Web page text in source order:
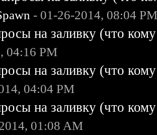
- 01-26-2014, 08:04
на заливку (что
04:16 PM
на заливку (что
04:04 PM
на заливку (что
01:08 AM